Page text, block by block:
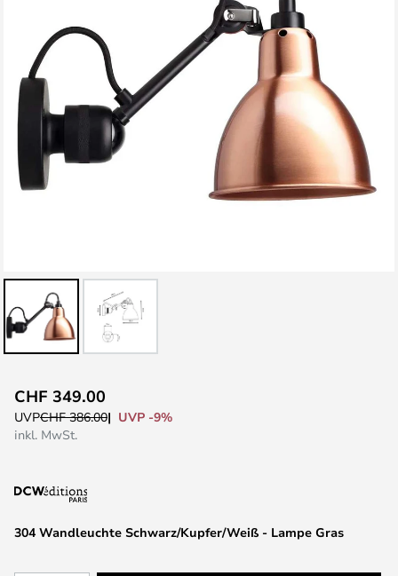
Anfang
der
304 Wandleuchte Schwarz/Kupfer/Weiß - Lampe Gras
CHF 349.00
UVPCHF 386.00
UVP -9%
inkl. MwSt.